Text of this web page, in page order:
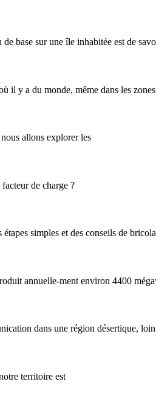
base sur une île inhabitée est de
il y a du monde, même dans les
allons explorer les
de charge ?
simples et des conseils de
annuelle-ment environ 4400
dans une région désertique,
territoire est